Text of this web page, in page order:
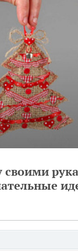
своими